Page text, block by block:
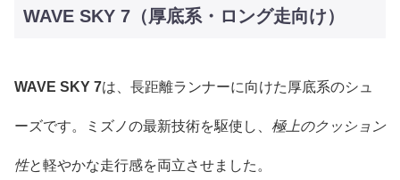
WAVE SKY 7（厚底系・ロング走向け）
WAVE SKY 7は、長距離ランナーに向けた厚底系のシュ
ーズです。ミズノの最新技術を駆使し、 極上のクッション
性と軽やかな走行感を両立させました。